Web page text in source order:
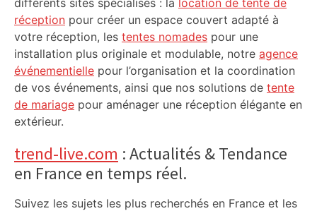
différents sites spécialisés : la location de tente de
réception pour créer un espace couvert adapté à
votre réception, les tentes nomades pour une
installation plus originale et modulable, notre agence
événementielle pour l’organisation et la coordination
de vos événements, ainsi que nos solutions de tente
de mariage pour aménager une réception élégante en
extérieur.
trend-live.com : Actualités & Tendance
en France en temps réel.
Suivez les sujets les plus recherchés en France et les